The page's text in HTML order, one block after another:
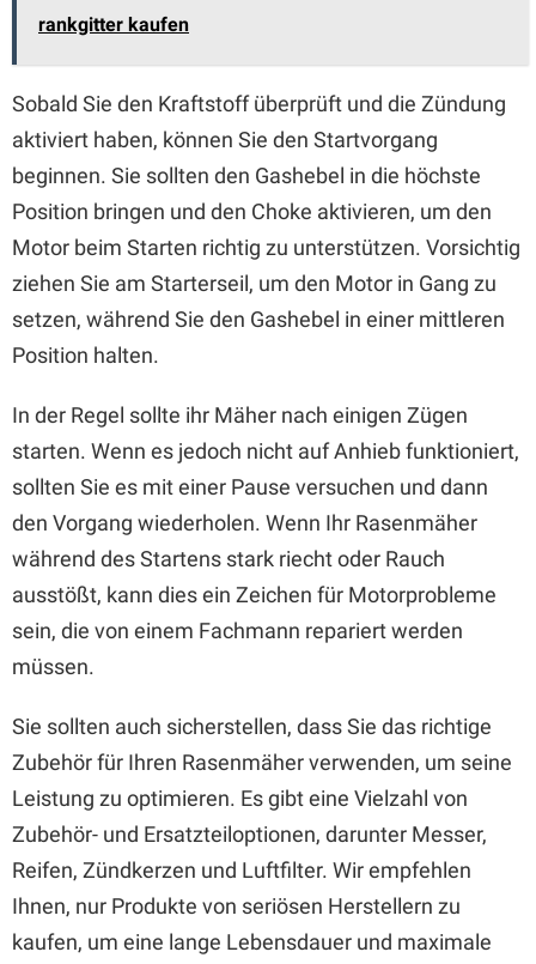
rankgitter kaufen
Sobald Sie den Kraftstoff überprüft und die Zündung
aktiviert haben, können Sie den Startvorgang
beginnen. Sie sollten den Gashebel in die höchste
Position bringen und den Choke aktivieren, um den
Motor beim Starten richtig zu unterstützen. Vorsichtig
ziehen Sie am Starterseil, um den Motor in Gang zu
setzen, während Sie den Gashebel in einer mittleren
Position halten.
In der Regel sollte ihr Mäher nach einigen Zügen
starten. Wenn es jedoch nicht auf Anhieb funktioniert,
sollten Sie es mit einer Pause versuchen und dann
den Vorgang wiederholen. Wenn Ihr Rasenmäher
während des Startens stark riecht oder Rauch
ausstößt, kann dies ein Zeichen für Motorprobleme
sein, die von einem Fachmann repariert werden
müssen.
Sie sollten auch sicherstellen, dass Sie das richtige
Zubehör für Ihren Rasenmäher verwenden, um seine
Leistung zu optimieren. Es gibt eine Vielzahl von
Zubehör- und Ersatzteiloptionen, darunter Messer,
Reifen, Zündkerzen und Luftfilter. Wir empfehlen
Ihnen, nur Produkte von seriösen Herstellern zu
kaufen, um eine lange Lebensdauer und maximale